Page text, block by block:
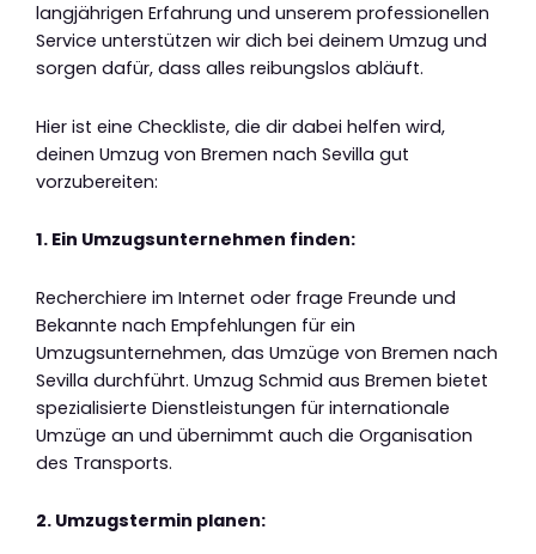
langjährigen Erfahrung und unserem professionellen
Service unterstützen wir dich bei deinem Umzug und
sorgen dafür, dass alles reibungslos abläuft.
Hier ist eine Checkliste, die dir dabei helfen wird,
deinen Umzug von Bremen nach Sevilla gut
vorzubereiten:
1. Ein Umzugsunternehmen finden:
Recherchiere im Internet oder frage Freunde und
Bekannte nach Empfehlungen für ein
Umzugsunternehmen, das Umzüge von Bremen nach
Sevilla durchführt. Umzug Schmid aus Bremen bietet
spezialisierte Dienstleistungen für internationale
Umzüge an und übernimmt auch die Organisation
des Transports.
2. Umzugstermin planen: